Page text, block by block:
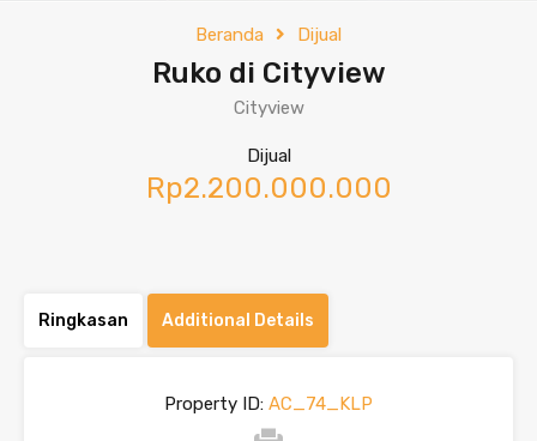
Beranda Dijual
Ruko di Cityview
Cityview
Dijual
Rp2.200.000.000
Ringkasan Additional Details
Property ID: AC_74_KLP